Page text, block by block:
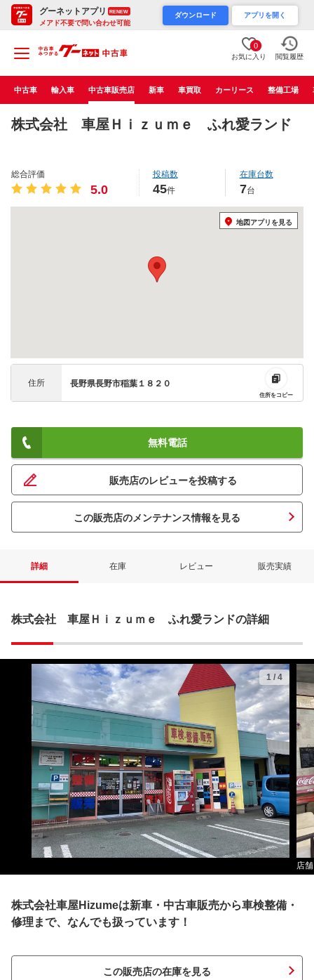
グーネットアプリ RENEW
メアド不要で問い合わせ可能
ダウンロード アプリを開く
0
お気に入り 閲覧履歴
中古車 輸入車 中古車販売店 新車 車買取 カーリース 整備工場
株式会社 車屋Ｈｉｚｕｍｅ ふれ愛ランド
総合評価
5.0
投稿数
45件
在庫台数
7台
地図アプリを見る
住所 長野県長野市稲葉１８２０
住所をコピー
無料電話
販売店のレビューを投稿する
この販売店のメンテナンス情報を見る
詳細 在庫 レビュー 販売実績
株式会社 車屋Ｈｉｚｕｍｅ ふれ愛ランドの詳細
1 /4
店
株式会社車屋Hizumeは新車・中古車販売から車検整備・
修理まで、なんでも扱っています！
この販売店の在庫を見る